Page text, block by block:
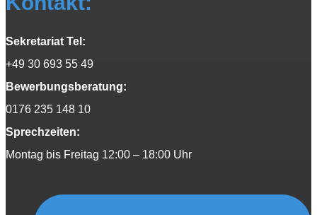
Sekretariat Tel:
+49 30 693 55 49
Bewerbungsberatung:
0176 235 148 10
Sprechzeiten:
Montag bis Freitag 12:00 – 18:00 Uhr